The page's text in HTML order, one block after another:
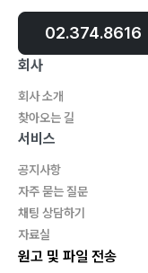
…………… 111
1) 진로결정의 장벽
2) 진로선택과 열등
3) 진로상담을 통한
Part. 06 COAs 사
| 01 사례연구소
1) 사례자의 일반적
2) 형상학적 고찰
| 02 가족체계와
1) 가족기능
02.374.8616
회사
회사 소개
찾아오는 길
서비스
공지사항
자주 묻는 질문
채팅 상담하기
자료실
원고 및 파일 전송